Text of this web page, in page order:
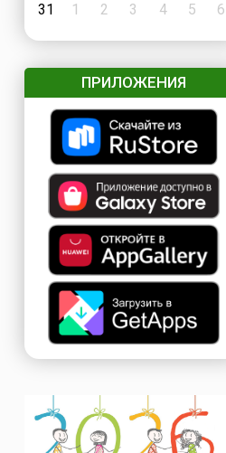
31
1 2 3 4 5 6
ПРИЛОЖЕНИЯ